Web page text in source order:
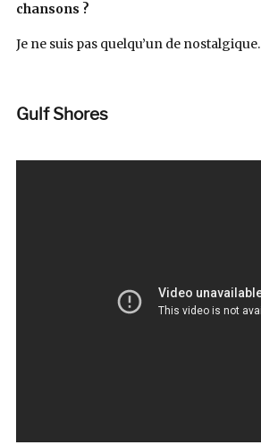
chansons ?
Je ne suis pas quelqu’un de nostalgique.
Gulf Shores